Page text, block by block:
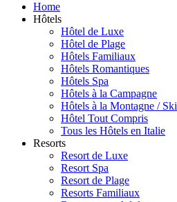
Home
Hôtels
Hôtel de Luxe
Hôtel de Plage
Hôtels Familiaux
Hôtels Romantiques
Hôtels Spa
Hôtels à la Campagne
Hôtels à la Montagne / Ski
Hôtel Tout Compris
Tous les Hôtels en Italie
Resorts
Resort de Luxe
Resort Spa
Resort de Plage
Resorts Familiaux